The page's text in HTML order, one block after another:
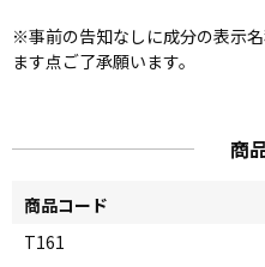
※事前の告知なしに成分の表示
ます点ご了承願います。
商
商品コード
T161